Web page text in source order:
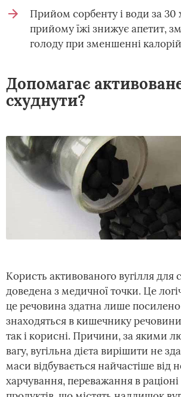
Прийом сорбенту і води за 30
прийому їжі знижує апетит,
голоду при зменшенні
Допомагає
схуднути?
Користь активованого вугілля для
доведена з медичної точки. Це
це речовина здатна лише
знаходяться в кишечнику
так і корисні. Причини, за якими
вагу, вугільна дієта вирішити не
маси відбувається найчастіше від
харчування, переважання в